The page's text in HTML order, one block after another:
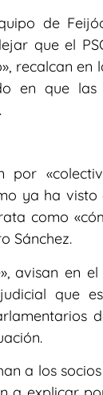
de
que el
recalcan en
en que
por
ya ha
como
Sánchez.
avisan en el
que
a los